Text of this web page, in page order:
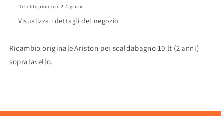
Di solito pronto in 2-4 giorni
Visualizza i dettagli del negozio
Ricambio originale Ariston per scaldabagno 10 lt (2 anni)
sopralavello.